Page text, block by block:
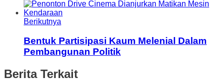
Berikutnya
Bentuk Partisipasi Kaum Melenial Dalam
Pembangunan Politik
Berita Terkait